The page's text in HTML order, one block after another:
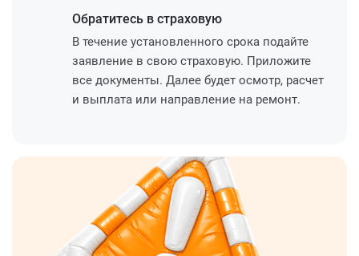
Обратитесь в страховую
В течение установленного срока подайте
заявление в свою страховую. Приложите
все документы. Далее будет осмотр, расчет
и выплата или направление на ремонт.